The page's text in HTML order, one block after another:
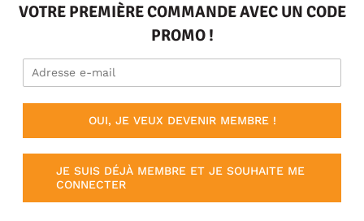
VOTRE PREMIÈRE COMMANDE AVEC UN CODE
PROMO !
OUI, JE VEUX DEVENIR MEMBRE !
JE SUIS DÉJÀ MEMBRE ET JE SOUHAITE ME
CONNECTER